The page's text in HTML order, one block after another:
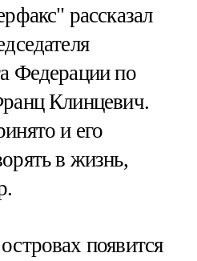
рассказал
Федерации по
Клинцевич.
и его
в жизнь,
появится